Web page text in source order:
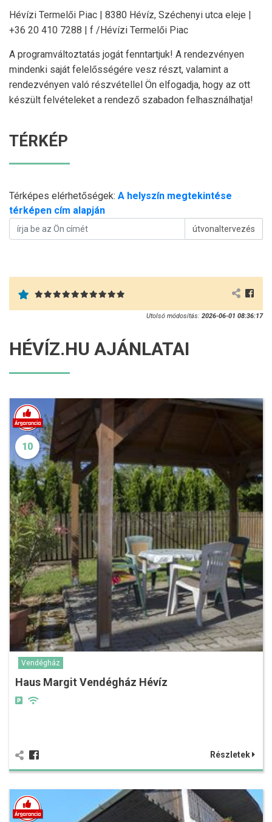
Hévízi Termelői Piac | 8380 Hévíz, Széchenyi utca eleje |
+36 20 410 7288 | f /Hévízi Termelői Piac
A programváltoztatás jogát fenntartjuk! A rendezvényen
mindenki saját felelősségére vesz részt, valamint a
rendezvényen való részvétellel Ön elfogadja, hogy az ott
készült felvételeket a rendező szabadon felhasználhatja!
TÉRKÉP
Térképes elérhetőségek: A helyszín megtekintése
térképen cím alapján
útvonaltervezés
Utolsó módosítás: 2026-06-01 08:36:17
HÉVÍZ.HU AJÁNLATAI
10
Vendégház
Haus Margit Vendégház Hévíz
Részletek